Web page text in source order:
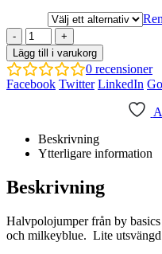
-
+
Lägg till i varukorg
0 recensioner
Facebook Twitter LinkedIn
Beskrivning
Ytterligare information
Beskrivning
Halvpolojumper från by
och milkeyblue. Lite